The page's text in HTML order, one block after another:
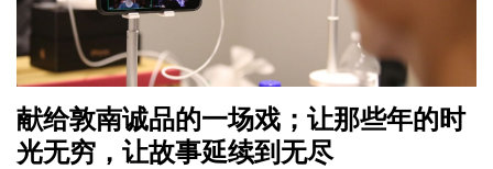
献给敦南诚品的一场戏；让那些年的时
光无穷，让故事延续到无尽